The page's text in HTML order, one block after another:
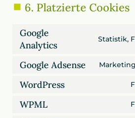
6. Platzierte Cookies
Google
Analytics
Statistik,
Google Adsense
WordPress
WPML